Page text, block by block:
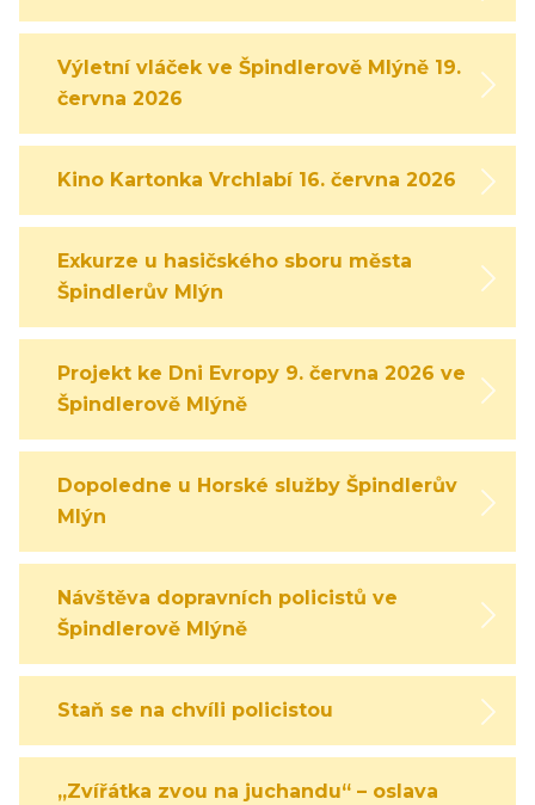
Výletní vláček ve Špindlerově Mlýně 19.
června 2026
Kino Kartonka Vrchlabí 16. června 2026
Exkurze u hasičského sboru města
Špindlerův Mlýn
Projekt ke Dni Evropy 9. června 2026 ve
Špindlerově Mlýně
Dopoledne u Horské služby Špindlerův
Mlýn
Návštěva dopravních policistů ve
Špindlerově Mlýně
Staň se na chvíli policistou
„Zvířátka zvou na juchandu“ – oslava